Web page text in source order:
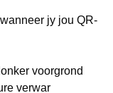
jy jou QR-
voorgrond
verwar